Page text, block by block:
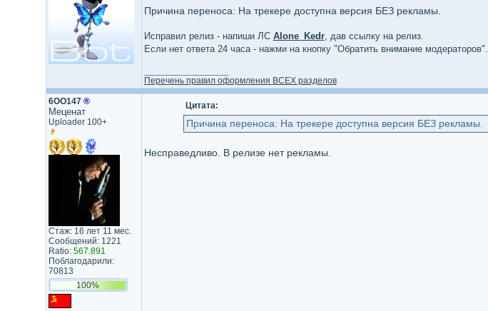
Причина переноса: На трекере доступна версия БЕЗ рекламы.
Исправил релиз - напиши ЛС Alone_Kedr, дав ссылку на релиз.
Если нет ответа 24 часа - нажми на кнопку "Обратить внимание модераторов".
Перечень правил оформления ВСЕХ разделов
6ОО147 ®
Меценат
Uploader 100+
Стаж: 16 лет 11 мес.
Сообщений: 1221
Ratio: 567.891
Поблагодарили:
70813
100%
Цитата:
Причина переноса: На трекере доступна версия БЕЗ рекламы.
Несправедливо. В релизе нет рекламы.